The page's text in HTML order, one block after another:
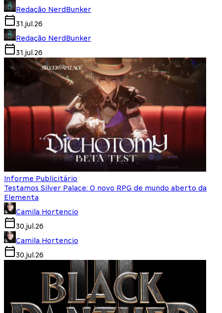
Redação NerdBunker
31.jul.26
Redação NerdBunker
31.jul.26
Informe Publicitário
Testamos Silver Palace: O novo RPG de mundo aberto da
Elementa
Camila Hortencio
30.jul.26
Camila Hortencio
30.jul.26